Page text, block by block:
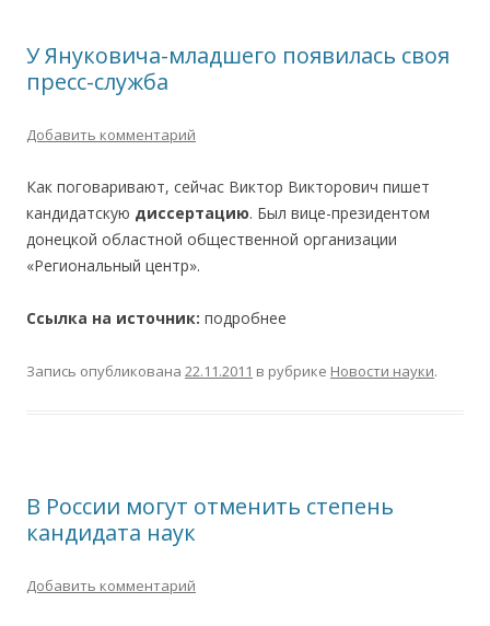
У Януковича-младшего появилась своя
пресс-служба
Добавить комментарий
Как поговаривают, сейчас Виктор Викторович пишет
кандидатскую диссертацию. Был вице-президентом
донецкой областной общественной организации
«Региональный центр».
Ссылка на источник: подробнее
Запись опубликована 22.11.2011 в рубрике Новости науки.
В России могут отменить степень
кандидата наук
Добавить комментарий